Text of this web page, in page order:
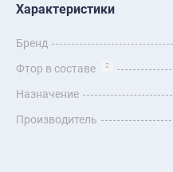
Характеристики
Бренд
Фтор в составе
Назначение
Производитель